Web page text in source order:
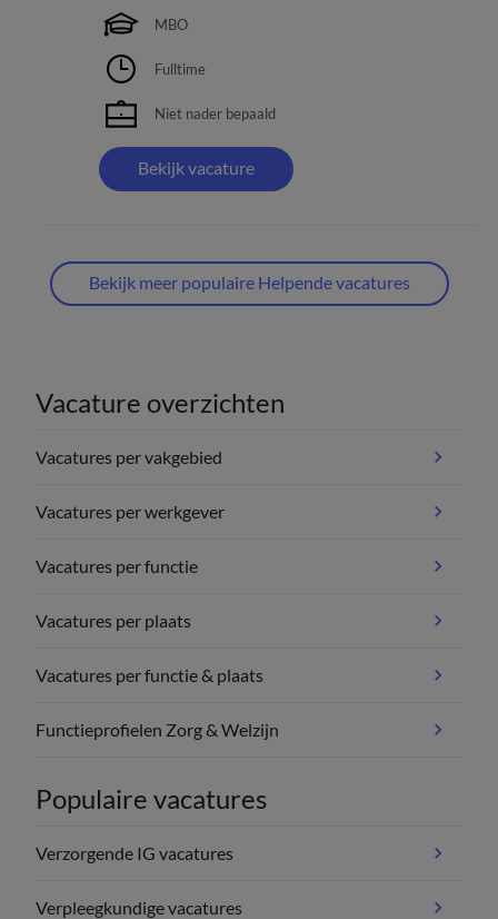
MBO
Fulltime
Niet nader bepaald
Bekijk vacature
Bekijk meer populaire Helpende vacatures
Vacature overzichten
Vacatures per vakgebied
Vacatures per werkgever
Vacatures per functie
Vacatures per plaats
Vacatures per functie & plaats
Functieprofielen Zorg & Welzijn
Populaire vacatures
Verzorgende IG vacatures
Verpleegkundige vacatures